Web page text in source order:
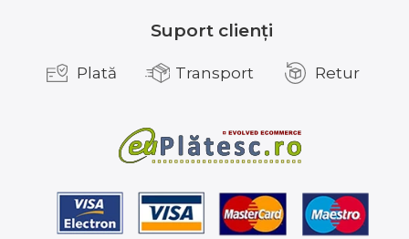
Suport clienți
Plată Transport Retur